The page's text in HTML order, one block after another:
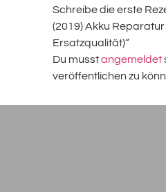
Schreibe die erste
(2019) Akku
Ersatzqualität)“
Du musstangemeldet
veröffentlichen zu